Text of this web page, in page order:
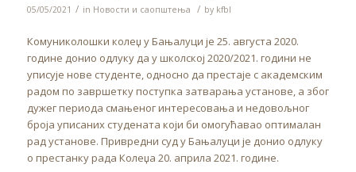
05/05/2021 / in Новости и саопштења / by kfbl
Комуниколошки колеџ у Бањалуци је 25. августа 2020.
године донио одлуку да у школској 2020/2021. години не
уписује нове студенте, односно да престаје с академским
радом по завршетку поступка затварања установе, а због
дужег периода смањеног интересовања и недовољног
броја уписаних студената који би омогућавао оптималан
рад установе. Привредни суд у Бањалуци је донио одлуку
о престанку рада Колеџа 20. априла 2021. године.